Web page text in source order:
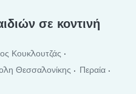
σε κοντινή
Κουκλουτζάς
Θεσσαλονίκης
Περαία